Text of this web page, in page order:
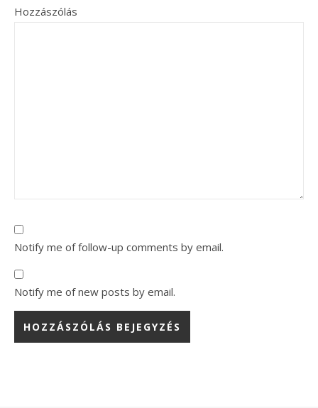
Hozzászólás
Notify me of follow-up comments by email.
Notify me of new posts by email.